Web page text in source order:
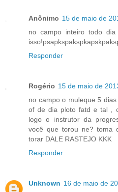
Anônimo 15 de maio de
no campo inteiro todo
Responder
Rogério 15 de maio de
no campo o muleque 5
of de dia ploto fatd e tal ,
logo o instrutor da
você que torou ne? toma
torar DALE RASTEJO KKK
Responder
Unknown 16 de maio de